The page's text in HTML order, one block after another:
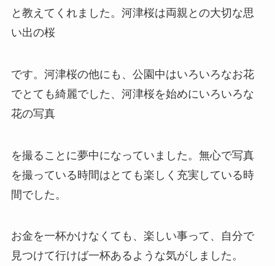
と教えてくれました。河津桜は両親との大切な思
い出の桜
です。河津桜の他にも、公園中はいろいろなお花
でとても綺麗でした、河津桜を始めにいろいろな
花の写真
を撮ることに夢中になっていました。無心で写真
を撮っている時間はとても楽しく充実している時
間でした。
お金を一杯かけなくても、楽しい事って、自分で
見つけて行けば一杯あるような気がしました。